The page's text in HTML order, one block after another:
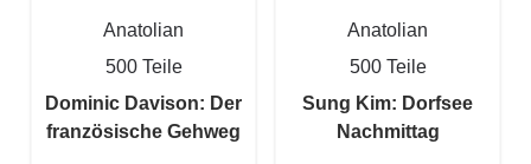
Anatolian
500 Teile
Dominic Davison: Der
französische Gehweg
Anatolian
500 Teile
Sung Kim: Dorfsee
Nachmittag